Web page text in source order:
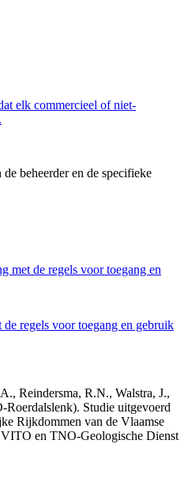
elk commercieel of niet-
beheerder en de specifieke
met de regels voor toegang en
regels voor toegang en gebruik
Reindersma, R.N., Walstra, J.,
Studie uitgevoerd
Rijkdommen van de Vlaamse
VITO en TNO-Geologische Dienst